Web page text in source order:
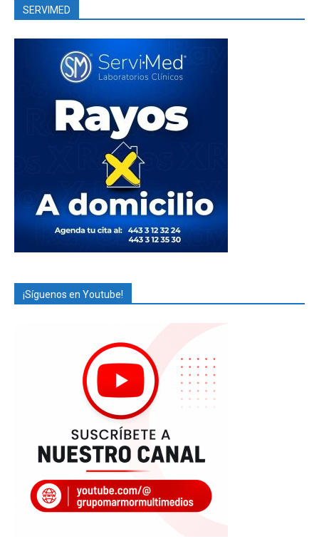
SERVIMED
¡Síguenos en Youtube!